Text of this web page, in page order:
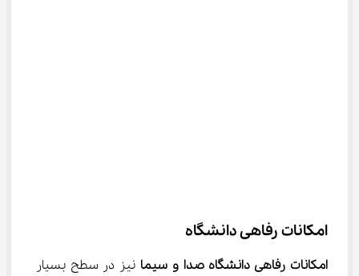
امکانات رفاهی دانشگاه
امکانات رفاهی دانشگاه صدا و سیما نیز در سطح بسیار